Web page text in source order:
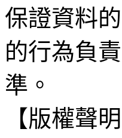
保證資料
的行為負
準。
【版權聲明